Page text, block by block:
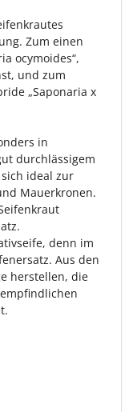
Zum einen
ocymoides“,
und zum
„Saponaria x
in
durchlässigem
ideal zur
Mauerkronen.
denn im
Aus den
herstellen, die